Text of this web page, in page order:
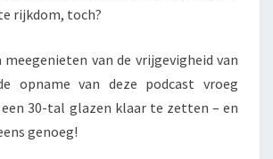
rijkdom, toch?
van de vrijgevigheid van
opname van deze podcast vroeg
30-tal glazen klaar te zetten – en
genoeg!